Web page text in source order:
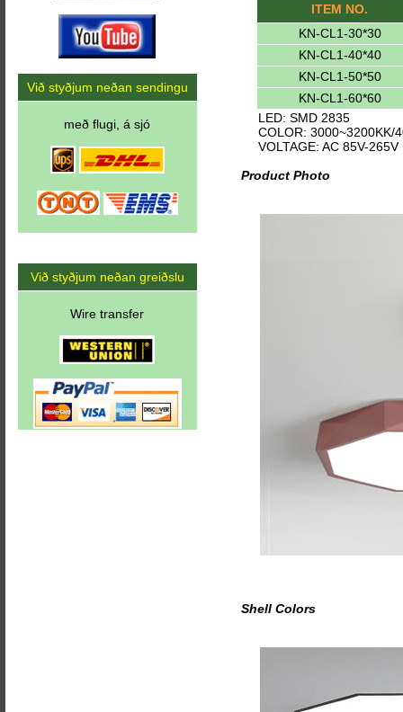
ITEM NO.
KN-CL1-30*30
KN-CL1-40*40
KN-CL1-50*50
KN-CL1-60*60
LED: SMD 2835
COLOR: 3000~3200KK/
VOLTAGE: AC 85V-265V
Product Photo
Shell Colors
Við styðjum neðan sendingu
með flugi, á sjó
Við styðjum neðan greiðslu
Wire transfer